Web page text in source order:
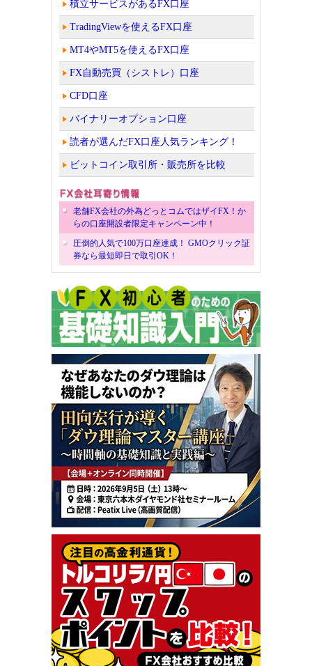
積立サービスがあるFX口座
TradingViewを使えるFX口座
MT4やMT5を使えるFX口座
FX自動売買（シストレ）口座
CFD口座
バイナリーオプション口座
読者が選んだFX口座人気ランキング！
ビットコイン取引所・販売所を比較
老舗FX会社の外為どっとコムではザイFX！か
らの口座開設者限定キャンペーン中！
圧倒的人気で100万口座達成！ GMOクリック証
券なら最短即日で取引OK！